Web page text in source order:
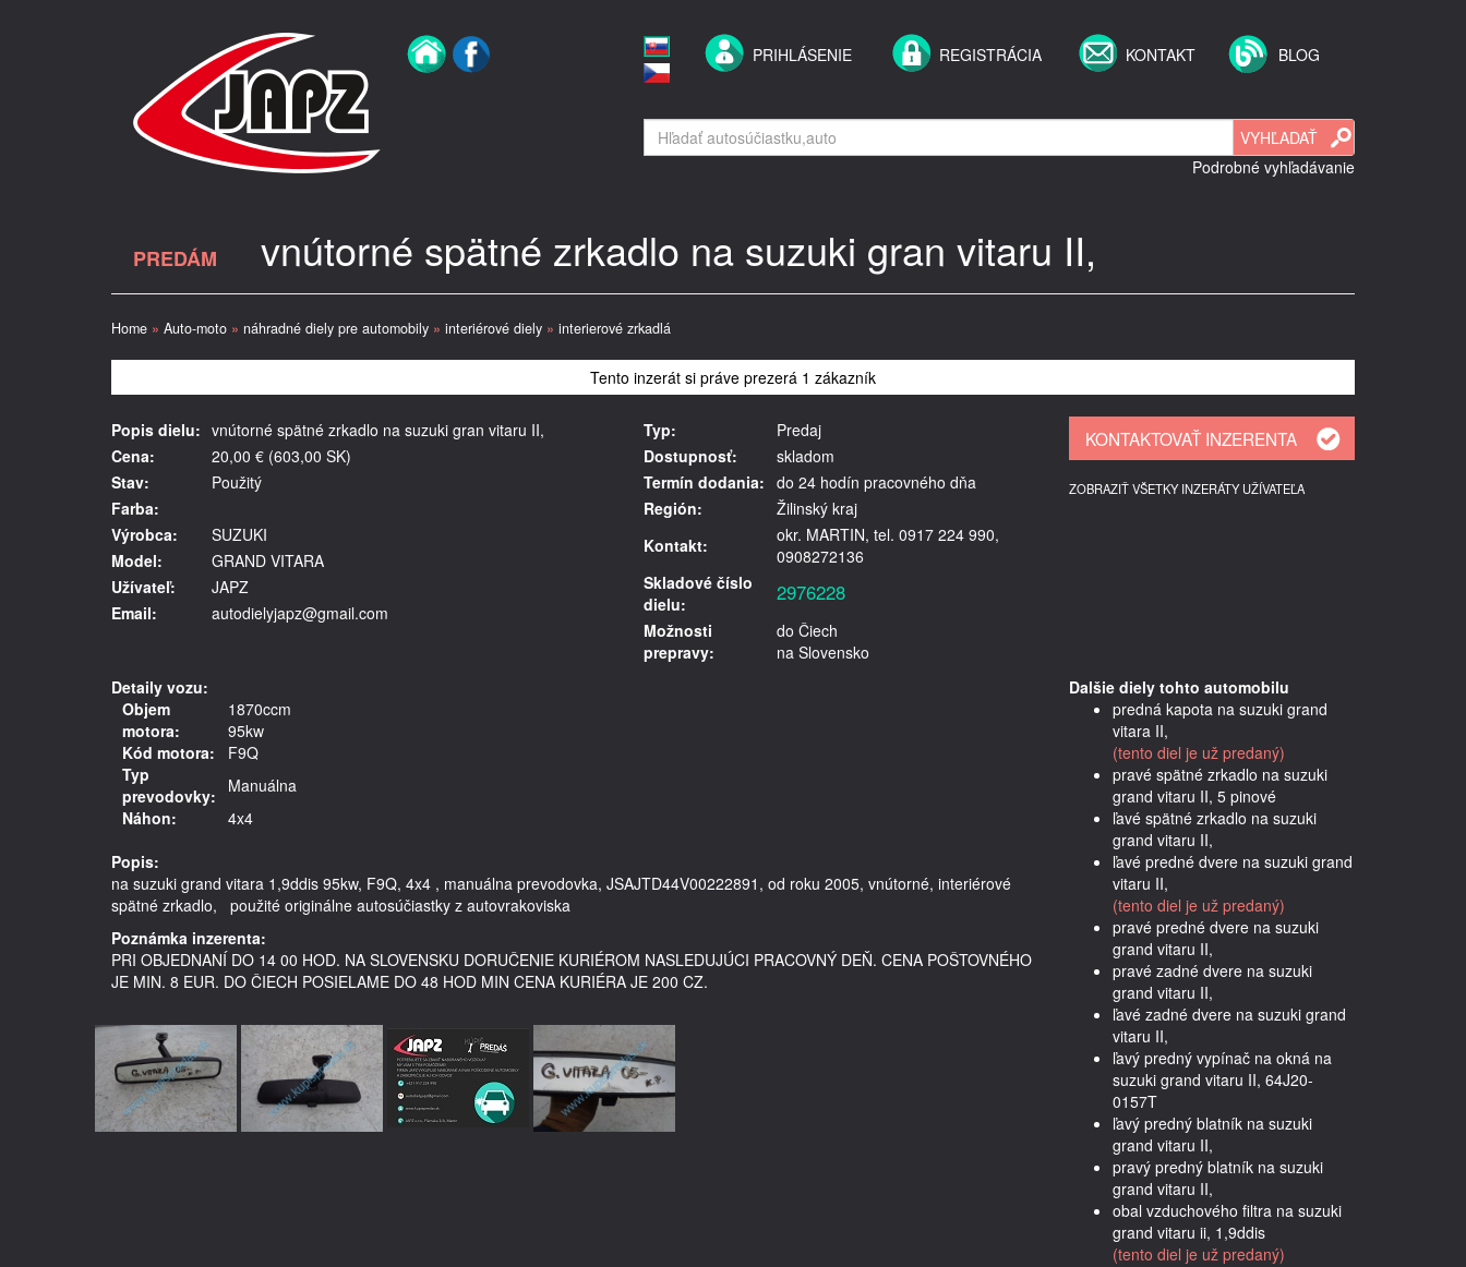
PRIHLÁSENIE REGISTRÁCIA KONTAKT BLOG
Podrobné vyhľadávanie
PREDÁM vnútorné spätné zrkadlo na suzuki gran vitaru II,
Home » Auto-moto » náhradné diely pre automobily » interiérové diely » interierové zrkadlá
Tento inzerát si práve prezerá 1 zákazník
Popis dielu: vnútorné spätné zrkadlo na suzuki gran vitaru II,
Cena:
20,00 € (603,00 SK)
Stav:
Použitý
Farba:
Výrobca:
SUZUKI
Model:
GRAND VITARA
Užívateľ:
JAPZ
Email:
autodielyjapz@gmail.com
Typ:
Predaj
Dostupnosť:
skladom
Termín dodania: do 24 hodín pracovného dňa
Región:
Žilinský kraj
Kontakt:
okr. MARTIN, tel. 0917 224 990,
0908272136
Skladové číslo
dielu:
2976228
Možnosti
prepravy:
do Čiech
na Slovensko
ZOBRAZIŤ VŠETKY INZERÁTY UŽÍVATEĽA
Detaily vozu:
Objem
motora:
1870ccm
95kw
Kód motora:
F9Q
Typ
prevodovky:
Manuálna
Náhon:
4x4
Popis:
na suzuki grand vitara 1,9ddis 95kw, F9Q, 4x4 , manuálna prevodovka, JSAJTD44V00222891, od roku 2005, vnútorné, interiérové
Poznámka inzerenta:
PRI OBJEDNANÍ DO 14 00 HOD. NA SLOVENSKU DORUČENIE KURIÉROM NASLEDUJÚCI PRACOVNÝ DEŇ. CENA POŠTOVNÉHO
JE MIN. 8 EUR. DO ČIECH POSIELAME DO 48 HOD MIN CENA KURIÉRA JE 200 CZ.
Dalšie diely tohto automobilu
predná kapota na suzuki grand
vitara II,
(tento diel je už predaný)
pravé spätné zrkadlo na suzuki
grand vitaru II, 5 pinové
ľavé spätné zrkadlo na suzuki
grand vitaru II,
ľavé predné dvere na suzuki grand
vitaru II,
(tento diel je už predaný)
pravé predné dvere na suzuki
grand vitaru II,
pravé zadné dvere na suzuki
grand vitaru II,
ľavé zadné dvere na suzuki grand
vitaru II,
ľavý predný vypínač na okná na
suzuki grand vitaru II, 64J20-
0157T
ľavý predný blatník na suzuki
grand vitaru II,
pravý predný blatník na suzuki
grand vitaru II,
obal vzduchového filtra na suzuki
grand vitaru ii, 1,9ddis
(tento diel je už predaný)